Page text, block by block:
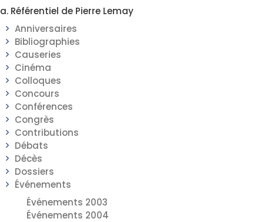
a. Référentiel de Pierre Lemay
Anniversaires
Bibliographies
Causeries
Cinéma
Colloques
Concours
Conférences
Congrès
Contributions
Débats
Décès
Dossiers
Événements
Événements 2003
Événements 2004